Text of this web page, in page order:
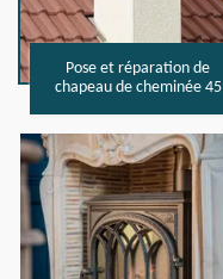
Pose et réparation de
chapeau de cheminée 45